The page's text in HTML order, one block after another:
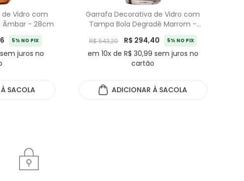
Vidro com
Âmbar - 28cm
5% NO PIX
sem juros no
À SACOLA
Garrafa Decorativa de Vidro com
Tampa Bola Degradê Marrom -
R$ 543,20 R$ 294,40 5% NO PIX
em 10x de R$ 30,99 sem juros no
cartão
ADICIONAR À SACOLA